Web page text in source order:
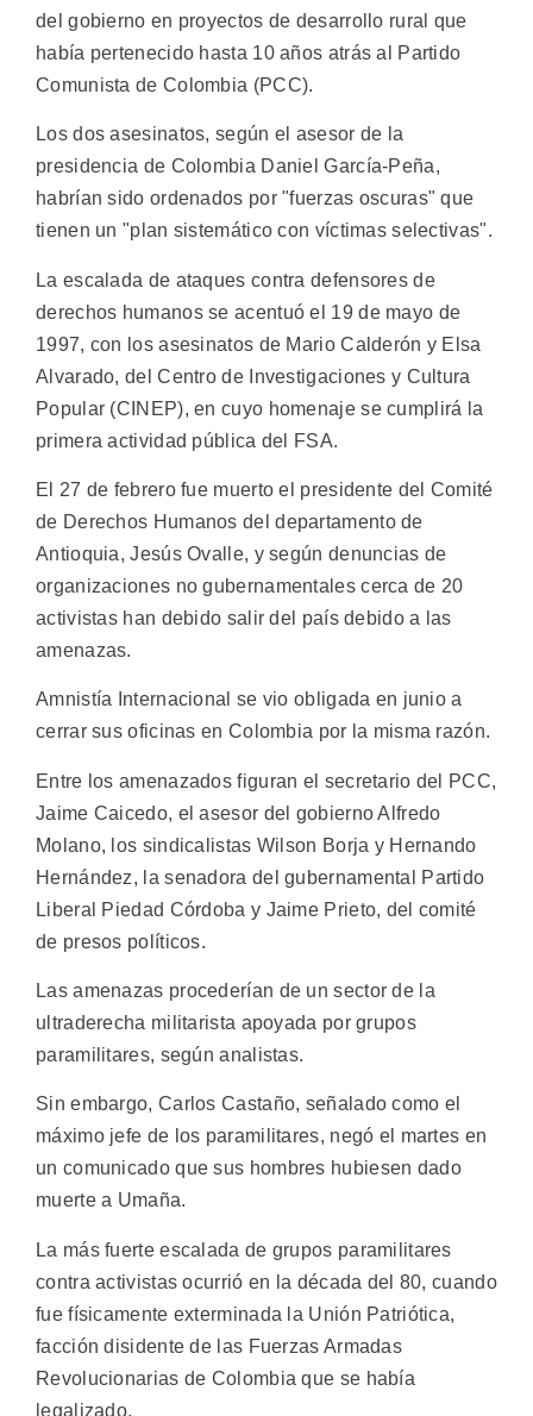
del gobierno en proyectos de desarrollo rural que
había pertenecido hasta 10 años atrás al Partido
Comunista de Colombia (PCC).
Los dos asesinatos, según el asesor de la
presidencia de Colombia Daniel García-Peña,
habrían sido ordenados por "fuerzas oscuras" que
tienen un "plan sistemático con víctimas selectivas".
La escalada de ataques contra defensores de
derechos humanos se acentuó el 19 de mayo de
1997, con los asesinatos de Mario Calderón y Elsa
Alvarado, del Centro de Investigaciones y Cultura
Popular (CINEP), en cuyo homenaje se cumplirá la
primera actividad pública del FSA.
El 27 de febrero fue muerto el presidente del Comité
de Derechos Humanos del departamento de
Antioquia, Jesús Ovalle, y según denuncias de
organizaciones no gubernamentales cerca de 20
activistas han debido salir del país debido a las
amenazas.
Amnistía Internacional se vio obligada en junio a
cerrar sus oficinas en Colombia por la misma razón.
Entre los amenazados figuran el secretario del PCC,
Jaime Caicedo, el asesor del gobierno Alfredo
Molano, los sindicalistas Wilson Borja y Hernando
Hernández, la senadora del gubernamental Partido
Liberal Piedad Córdoba y Jaime Prieto, del comité
de presos políticos.
Las amenazas procederían de un sector de la
ultraderecha militarista apoyada por grupos
paramilitares, según analistas.
Sin embargo, Carlos Castaño, señalado como el
máximo jefe de los paramilitares, negó el martes en
un comunicado que sus hombres hubiesen dado
muerte a Umaña.
La más fuerte escalada de grupos paramilitares
contra activistas ocurrió en la década del 80, cuando
fue físicamente exterminada la Unión Patriótica,
facción disidente de las Fuerzas Armadas
Revolucionarias de Colombia que se había
legalizado.